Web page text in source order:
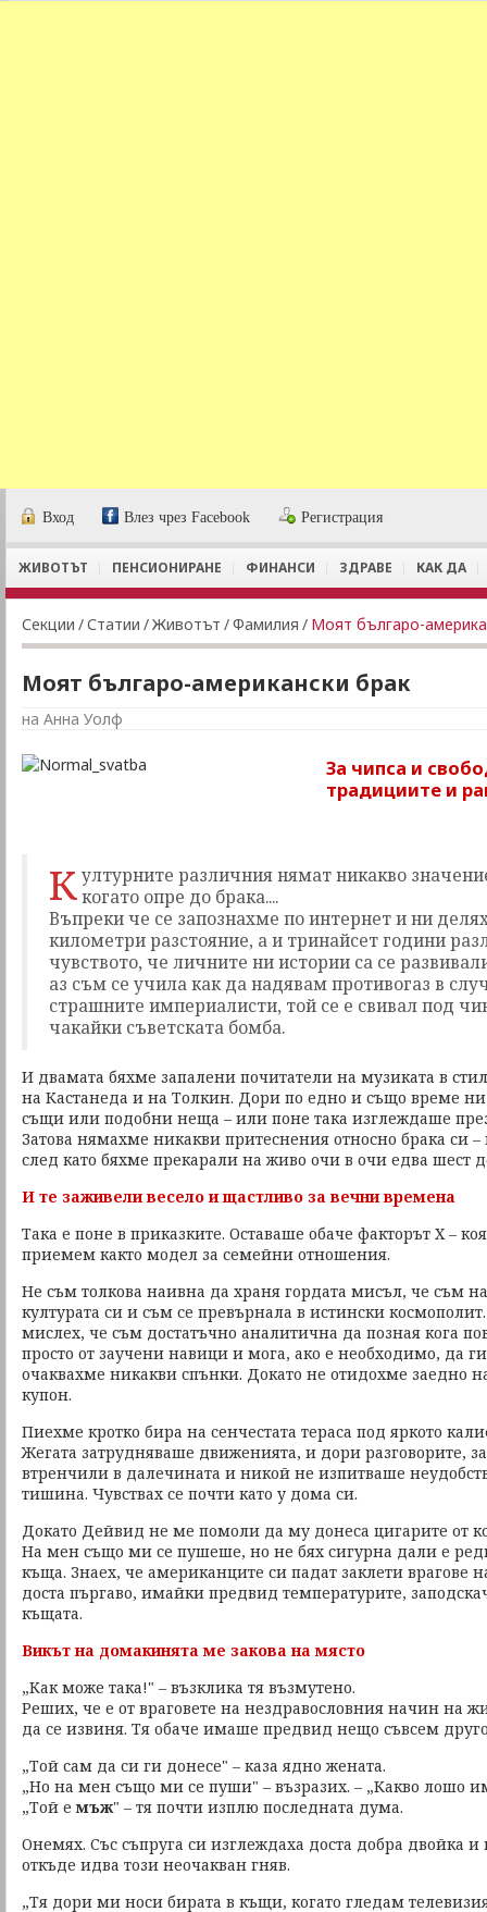
Вход Влез чрез Facebook Регистрация
ЖИВОТЪТ ПЕНСИОНИРАНЕ ФИНАНСИ ЗДРАВЕ КАК ДА
Секции /Статии /Животът /Фамилия / Моят българо-
Моят българо-американски брак
на Анна Уолф
За чипса и
традициите и
Културните различния нямат никакво
когато опре до брака....
Въпреки че се запознахме по интернет и ни
километри разстояние, а и тринайсет години
чувството, че личните ни истории са се
аз съм се учила как да надявам противогаз в
страшните империалисти, той се е свивал под
чакайки съветската бомба.
И двамата бяхме запалени почитатели на музиката в стил
на Кастанеда и на Толкин. Дори по едно и също време
същи или подобни неща – или поне така изглеждаше
Затова нямахме никакви притеснения относно брака си
след като бяхме прекарали на живо очи в очи едва шест
И те заживели весело и щастливо за вечни времена
Така е поне в приказките. Оставаше обаче факторът Х –
приемем както модел за семейни отношения.
Не съм толкова наивна да храня гордата мисъл, че съм
културата си и съм се превърнала в истински
мислех, че съм достатъчно аналитична да позная кога
просто от заучени навици и мога, ако е необходимо, да
очаквахме никакви спънки. Докато не отидохме заедно
купон.
Пиехме кротко бира на сенчестата тераса под яркото
Жегата затрудняваше движенията, и дори разговорите,
втренчили в далечината и никой не изпитваше
тишина. Чувствах се почти като у дома си.
Докато Дейвид не ме помоли да му донеса цигарите от
На мен също ми се пушеше, но не бях сигурна дали е
къща. Знаех, че американците си падат заклети врагове
доста пъргаво, имайки предвид температурите,
къщата.
Викът на домакинята ме закова на място
„Как може така!" – възклика тя възмутено.
Реших, че е от враговете на нездравословния начин на
да се извиня. Тя обаче имаше предвид нещо съвсем
„Той сам да си ги донесе" – каза ядно жената.
„Но на мен също ми се пуши" – възразих. – „Какво лошо
„Той емъж" – тя почти изплю последната дума.
Онемях. Със съпруга си изглеждаха доста добра двойка
откъде идва този неочакван гняв.
„Тя дори ми носи бирата в къщи, когато гледам